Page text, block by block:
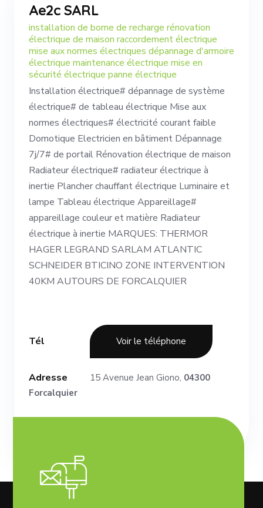
Ae2c SARL
installation de borne de recharge rénovation
électrique de maison raccordement électrique
mise aux normes électriques dépannage d'armoire
électrique maintenance électrique mise en
sécurité électrique panne électrique
Installation électrique# dépannage de système
électrique# de tableau électrique Mise aux
normes électriques# électricité courant faible
Domotique Electricien en bâtiment Dépannage
7j/7# de portail Rénovation électrique de maison
Radiateur électrique# radiateur électrique à
inertie Plancher chauffant électrique Luminaire et
lampe Tableau électrique Appareillage#
appareillage couleur et matière Radiateur
électrique à inertie MARQUES: THERMOR
HAGER LEGRAND SARLAM ATLANTIC
SCHNEIDER BTICINO ZONE INTERVENTION
40KM AUTOURS DE FORCALQUIER
Tél Voir le téléphone
Adresse 15 Avenue Jean Giono, 04300
Forcalquier